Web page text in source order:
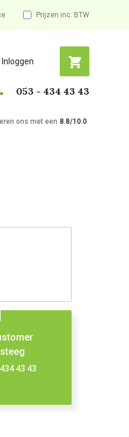
Prijzen inc. BTW
Inloggen
053 - 434 43 43
ons met een 8.8/10.0
43 43